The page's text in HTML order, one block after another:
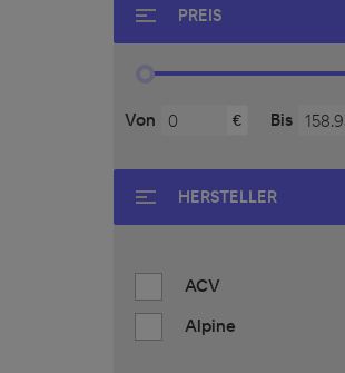
PREIS
Von € Bis
HERSTELLER
ACV
Alpine